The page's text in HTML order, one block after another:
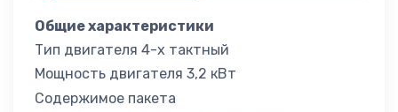
Общие характеристики
Тип двигателя 4-х тактный
Мощность двигателя 3,2 кВт
Содержимое пакета